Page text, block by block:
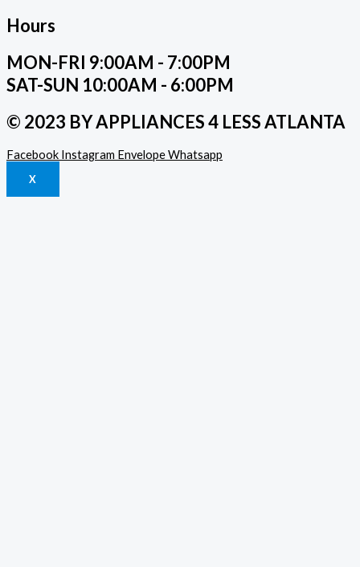
Hours
MON-FRI 9:00AM - 7:00PM
SAT-SUN 10:00AM - 6:00PM
© 2023 BY APPLIANCES 4 LESS ATLANTA
Facebook Instagram EnvelopeWhatsapp
X